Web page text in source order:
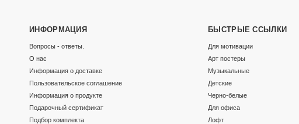
ИНФОРМАЦИЯ
Вопросы - ответы.
О нас
Информация о доставке
Пользовательское соглашение
Информация о продукте
Подарочный сертификат
Подбор комплекта
БЫСТРЫЕ ССЫЛКИ
Для мотивации
Арт постеры
Музыкальные
Детские
Черно-белые
Для офиса
Лофт